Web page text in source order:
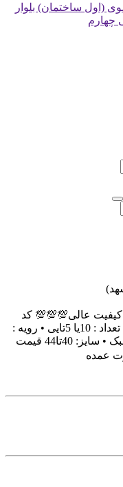
(اول ساختمان) بلوار
عالی💯💯💯 کد
1135 ✅ تعداد به انتخاب مشتریان • تعداد : 10یا 5تایی • رویه :
خارجی درجه یک ●زیره مواد نو سبک • سایز: 40تا44 قیمت